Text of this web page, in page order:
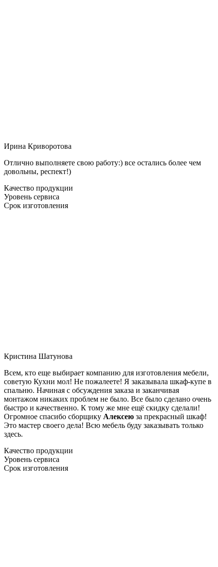
Ирина Криворотова
Отлично выполняете свою работу:) все остались более чем
довольны, респект!)
Качество продукции
Уровень сервиса
Срок изготовления
Кристина Шатунова
Всем, кто еще выбирает компанию для изготовления мебели,
советую Кухни мол! Не пожалеете! Я заказывала шкаф-купе в
спальню. Начиная с обсуждения заказа и заканчивая
монтажом никаких проблем не было. Все было сделано очень
быстро и качественно. К тому же мне ещё скидку сделали!
Огромное спасибо сборщику Алексею за прекрасный шкаф!
Это мастер своего дела! Всю мебель буду заказывать только
здесь.
Качество продукции
Уровень сервиса
Срок изготовления